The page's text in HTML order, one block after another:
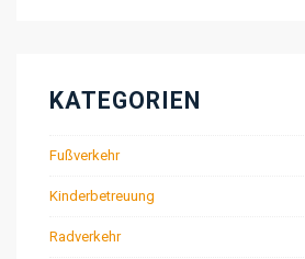
KATEGORIEN
Fußverkehr
Kinderbetreuung
Radverkehr